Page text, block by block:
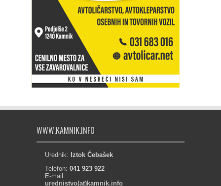
WWW.KAMNIK.INFO
Urednik: Iztok Čebašek
Telefon: 041 923 922
E-mail:
urednistvo(at)kamnik.info